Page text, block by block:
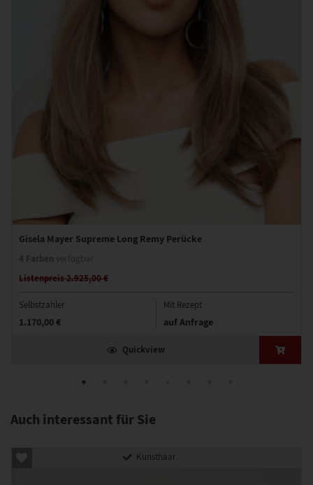
Gisela Mayer Supreme Long Remy Perücke
Listenpreis 2.925,00 €
Selbstzahler
1.170,00 €
Mit Rezept
auf Anfrage
Quickview
Auch interessant für Sie
Kunsthaar